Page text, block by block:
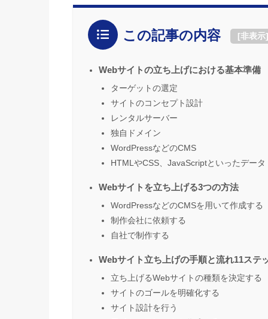
この記事の内容 [非表示]
Webサイトの立ち上げにおける基本準備
ターゲットの選定
サイトのコンセプト設計
レンタルサーバー
独自ドメイン
WordPressなどのCMS
HTMLやCSS、JavaScriptといったデータ
Webサイトを立ち上げる3つの方法
WordPressなどのCMSを用いて作成する
制作会社に依頼する
自社で制作する
Webサイト立ち上げの手順と流れ11ステ
立ち上げるWebサイトの種類を決定する
サイトのゴールを明確化する
サイト設計を行う